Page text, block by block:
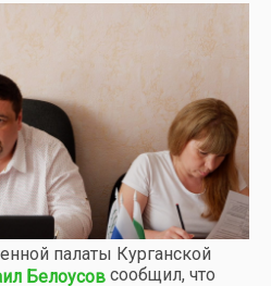
палаты Курганской
Белоусов сообщил, что